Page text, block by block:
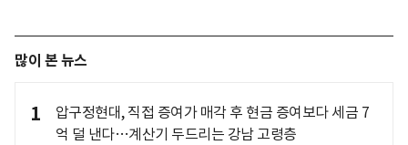
많이 본 뉴스
1
압구정현대, 직접 증여가 매각 후 현금 증여보다 세금 7
억 덜 낸다…계산기 두드리는 강남 고령층